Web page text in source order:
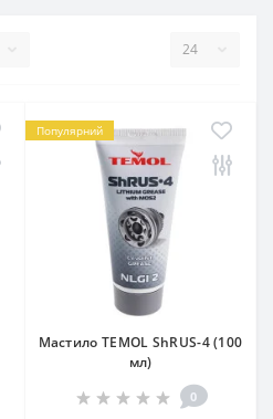
Популярний
Мастило TEMOL ShRUS-4 (100
мл)
0